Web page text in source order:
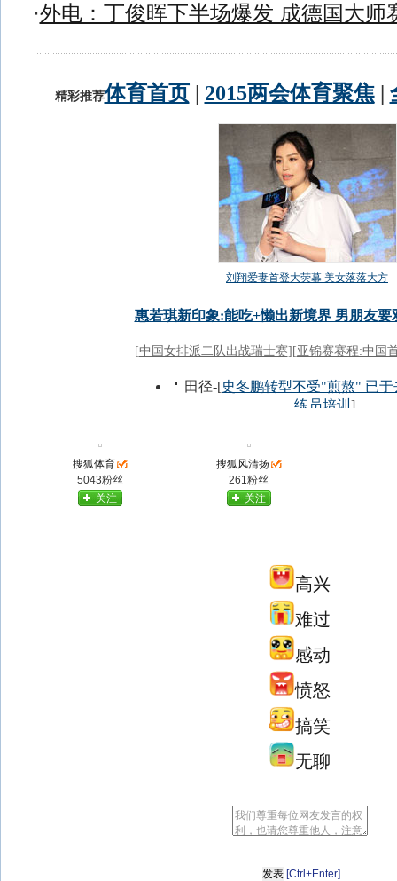
·外电：丁俊晖下半场爆发 成德国大师
搜狐体育
5043粉丝
关注
搜狐风清扬
261粉丝
关注
高兴
难过
感动
愤怒
搞笑
无聊
[Ctrl+Enter]